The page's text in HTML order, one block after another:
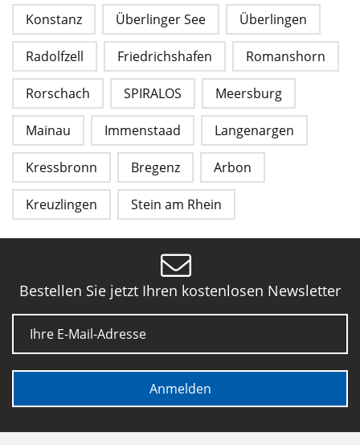
Konstanz Überlinger See Überlingen
Radolfzell Friedrichshafen Romanshorn
Rorschach SPIRALOS Meersburg
Mainau Immenstaad Langenargen
Kressbronn Bregenz Arbon
Kreuzlingen Stein am Rhein
Bestellen Sie jetzt Ihren kostenlosen Newsletter
E-Mail
Anmelden